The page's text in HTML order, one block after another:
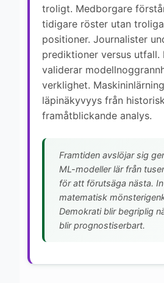
troligt. Medborgare
tidigare röster utan
positioner. Journalister
prediktioner versus utfall.
validerar
verklighet.
läpinäkyvyys från
framåtblickande analys.
Framtiden avslöjar sig
ML-modeller lär från
för att förutsäga nästa.
matematisk
Demokrati blir begriplig
blir prognostiserbart.